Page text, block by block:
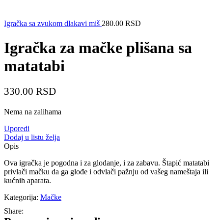
Igračka sa zvukom dlakavi miš 280.00 RSD
Igračka za mačke plišana sa
matatabi
330.00 RSD
Nema na zalihama
Uporedi
Dodaj u listu želja
Opis
Ova igračka je pogodna i za glodanje, i za zabavu. Štapić matatabi
privlači mačku da ga glođe i odvlači pažnju od vašeg nameštaja ili
kućnih aparata.
Kategorija: Mačke
Share: